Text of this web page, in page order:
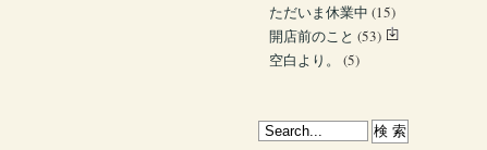
ただいま休業中 (15)
開店前のこと (53)
空白より。
(5)